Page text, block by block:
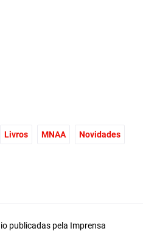
Livros MNAA Novidades
publicadas pela Imprensa